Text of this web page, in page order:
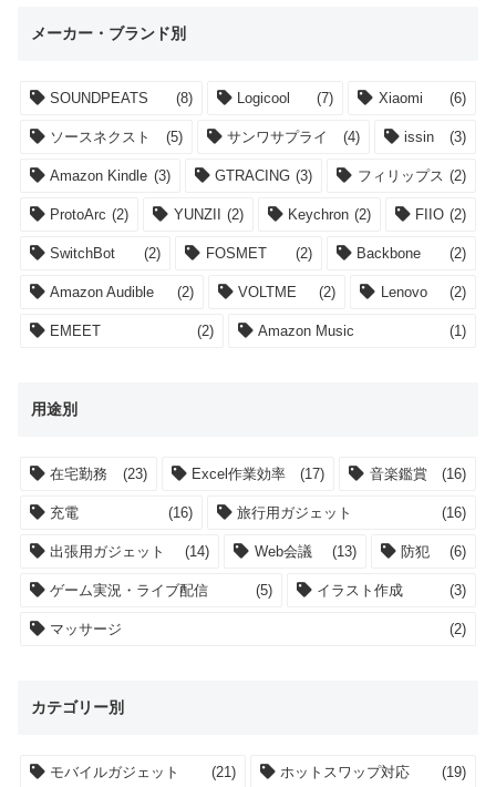
メーカー・ブランド別
SOUNDPEATS (8) Logicool (7) Xiaomi (6)
ソースネクスト (5) サンワサプライ (4) issin (3)
Amazon Kindle (3) GTRACING (3) フィリップス (2)
ProtoArc (2) YUNZII (2) Keychron (2) FIIO (2)
SwitchBot (2) FOSMET (2) Backbone (2)
Amazon Audible (2) VOLTME (2) Lenovo (2)
EMEET (2) Amazon Music (1)
用途別
在宅勤務 (23) Excel作業効率 (17) 音楽鑑賞 (16)
充電 (16) 旅行用ガジェット (16)
出張用ガジェット (14) Web会議 (13) 防犯 (6)
ゲーム実況・ライブ配信 (5) イラスト作成 (3)
マッサージ (2)
カテゴリー別
モバイルガジェット (21) ホットスワップ対応 (19)